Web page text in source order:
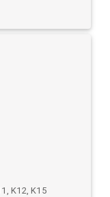
K12, K15